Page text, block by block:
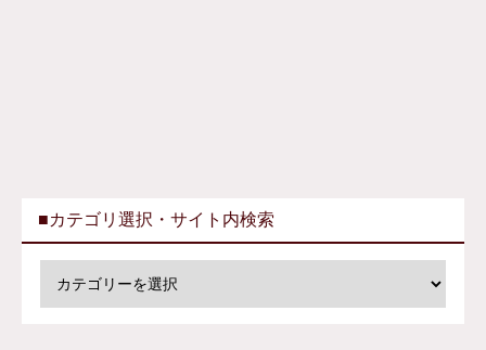
■カテゴリ選択・サイト内検索